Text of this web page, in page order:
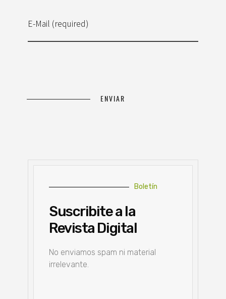
E-Mail (required)
Boletín
Suscribite a la
Revista Digital
No enviamos spam ni material
irrelevante.